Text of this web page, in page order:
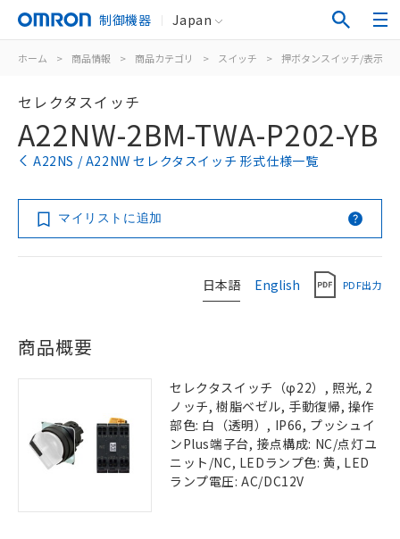
制御機器 Japan
ホーム > 商品情報 > 商品カテゴリ > スイッチ > 押ボタンスイッチ/表示灯
セレクタスイッチ
A22NW-2BM-TWA-P202-YB
A22NS / A22NW セレクタスイッチ 形式仕様一覧
マイリストに追加
日本語 English PDF出力
商品概要
セレクタスイッチ（φ22）, 照光, 2
ノッチ, 樹脂ベゼル, 手動復帰, 操作
部色: 白（透明）, IP66, プッシュイ
ンPlus端子台, 接点構成: NC/点灯ユ
ニット/NC, LEDランプ色: 黄, LED
ランプ電圧: AC/DC12V